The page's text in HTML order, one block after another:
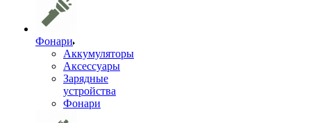
Фонари
Аккумуляторы
Аксессуары
Зарядные
устройства
Фонари